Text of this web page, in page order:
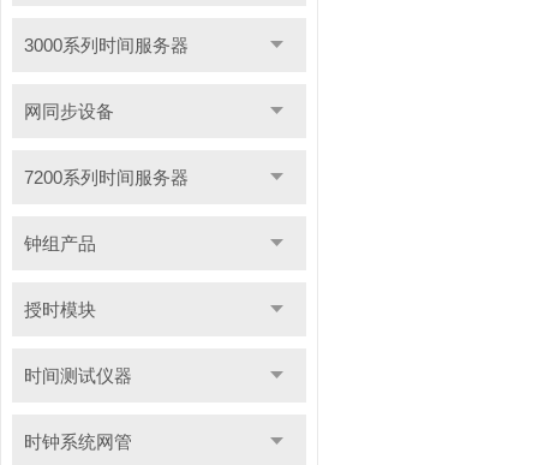
3000系列时间服务器
网同步设备
7200系列时间服务器
钟组产品
授时模块
时间测试仪器
时钟系统网管